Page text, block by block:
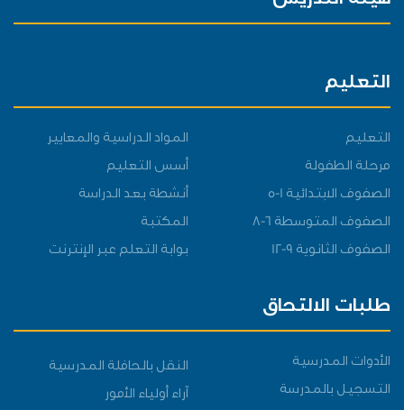
التعليم
التعليم
مرحلة الطفولة
الصفوف الابتدائية 1-5
الصفوف المتوسطة 6-8
الصفوف الثانوية 9-12
المواد الدراسية والمعايير
أسس التعليم
أنشطة بعد الدراسة
المكتبة
بوابة التعلم عبر الإنترنت
طلبات الالتحاق
الأدوات المدرسية
التسجيل بالمدرسة
النقل بالحافلة المدرسية
آراء أولياء الأمور